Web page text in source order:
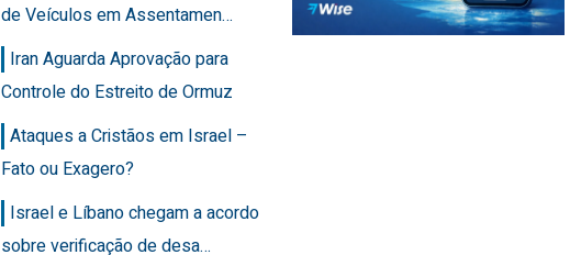
de Veículos em Assentamen…
Iran Aguarda Aprovação para
Controle do Estreito de Ormuz
Ataques a Cristãos em Israel –
Fato ou Exagero?
Israel e Líbano chegam a acordo
sobre verificação de desa…